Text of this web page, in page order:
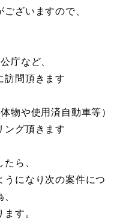
ざいますので、
庁など、
訪問頂きます
物や使用済自動車等）
ング頂きます
ら、
うになり次の案件につ
す。